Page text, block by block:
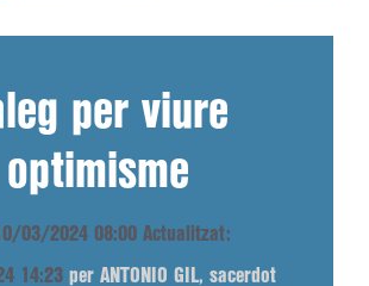
per viure
03/2024 08:00 Actualitzat:
14:23 per ANTONIO GIL, sacerdot